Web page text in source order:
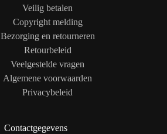
Veilig betalen
Copyright melding
Bezorging en retourneren
Retourbeleid
Veelgestelde vragen
Algemene voorwaarden
Privacybeleid
Contactgegevens